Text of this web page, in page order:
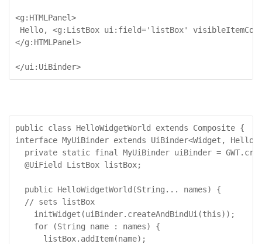
<g:HTMLPanel>
Hello, <g:ListBox ui:field='listBox'
</g:HTMLPanel>
</ui:UiBinder>
public class HelloWidgetWorld extends Composite {
interface MyUiBinder extends UiBinder<Widget,
private static final MyUiBinder uiBinder =
  @UiField ListBox listBox;
  public HelloWidgetWorld(String... names) {
  // sets listBox
    initWidget(uiBinder.createAndBindUi(this));
    for (String name : names) {
      listBox.addItem(name);